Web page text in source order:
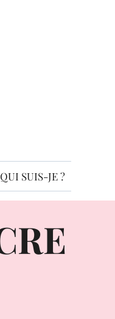
QUI SUIS-JE ?